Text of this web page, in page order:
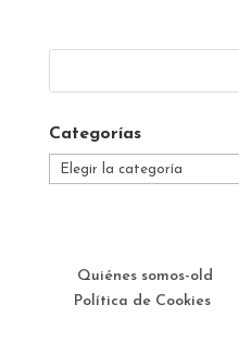
Categorías
Categorías
Quiénes somos-old
Política de Cookies